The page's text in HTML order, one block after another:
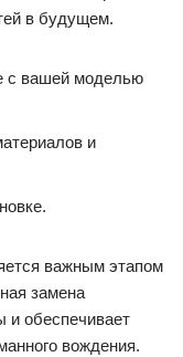
в будущем.
с вашей моделью
и
важным этапом
замена
и обеспечивает
вождения.